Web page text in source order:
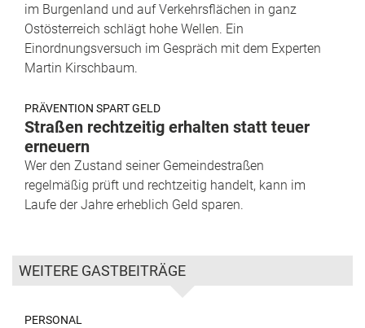
im Burgenland und auf Verkehrsflächen in ganz
Ostösterreich schlägt hohe Wellen. Ein
Einordnungsversuch im Gespräch mit dem Experten
Martin Kirschbaum.
PRÄVENTION SPART GELD
Straßen rechtzeitig erhalten statt teuer
erneuern
Wer den Zustand seiner Gemeindestraßen
regelmäßig prüft und rechtzeitig handelt, kann im
Laufe der Jahre erheblich Geld sparen.
WEITERE GASTBEITRÄGE
PERSONAL